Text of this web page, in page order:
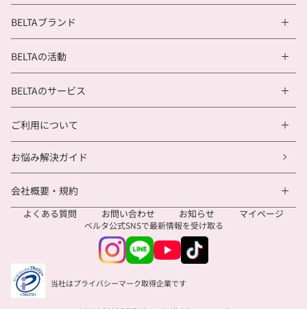
BELTAブランド
BELTAの活動
BELTAのサービス
ご利用について
お悩み解決ガイド
会社概要・規約
よくある質問 お問い合わせ お知らせ マイページ
ベルタ公式SNSで最新情報を受け取る
当社はプライバシーマーク取得企業です